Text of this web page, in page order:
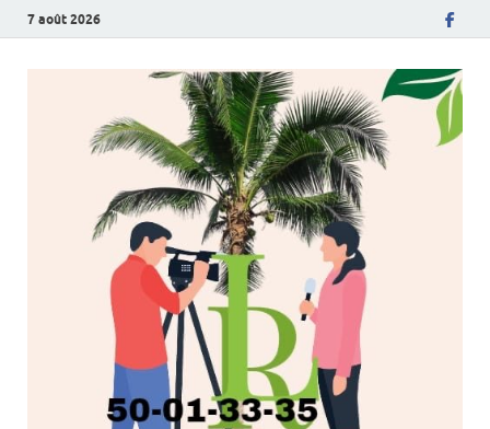
7 août 2026